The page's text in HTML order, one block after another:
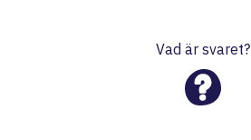
Vad är svaret?